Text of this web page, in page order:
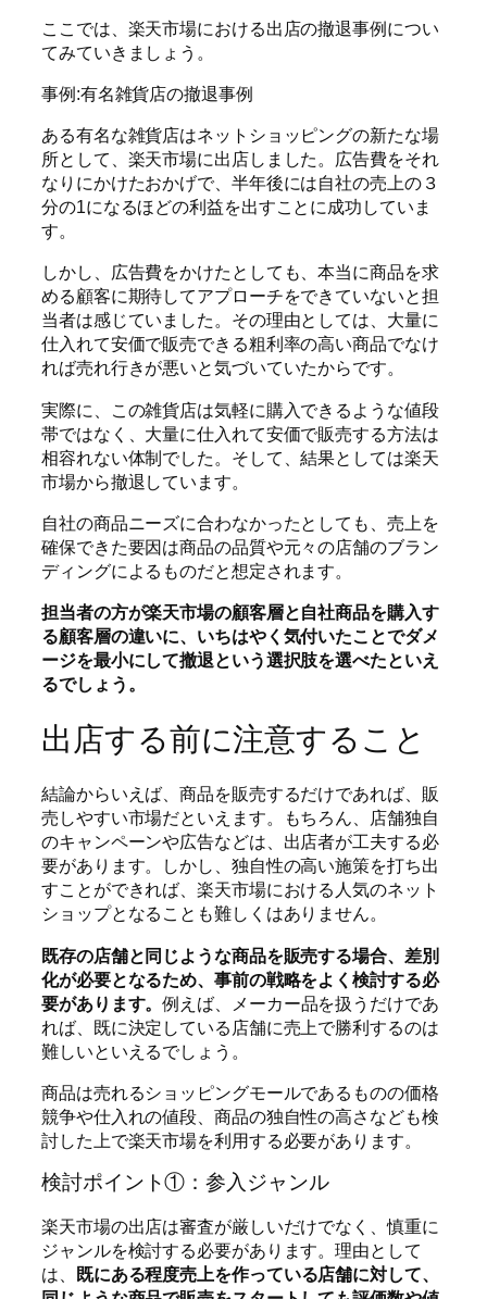
ここでは、楽天市場における出店の撤退事例につい
てみていきましょう。
事例:有名雑貨店の撤退事例
ある有名な雑貨店はネットショッピングの新たな場
所として、楽天市場に出店しました。広告費をそれ
なりにかけたおかげで、半年後には自社の売上の３
分の1になるほどの利益を出すことに成功していま
す。
しかし、広告費をかけたとしても、本当に商品を求
める顧客に期待してアプローチをできていないと担
当者は感じていました。その理由としては、大量に
仕入れて安価で販売できる粗利率の高い商品でなけ
れば売れ行きが悪いと気づいていたからです。
実際に、この雑貨店は気軽に購入できるような値段
帯ではなく、大量に仕入れて安価で販売する方法は
相容れない体制でした。そして、結果としては楽天
市場から撤退しています。
自社の商品ニーズに合わなかったとしても、売上を
確保できた要因は商品の品質や元々の店舗のブラン
ディングによるものだと想定されます。
担当者の方が楽天市場の顧客層と自社商品を購入す
る顧客層の違いに、いちはやく気付いたことでダメ
ージを最小にして撤退という選択肢を選べたといえ
るでしょう。
出店する前に注意すること
結論からいえば、商品を販売するだけであれば、販
売しやすい市場だといえます。もちろん、店舗独自
のキャンペーンや広告などは、出店者が工夫する必
要があります。しかし、独自性の高い施策を打ち出
すことができれば、楽天市場における人気のネット
ショップとなることも難しくはありません。
既存の店舗と同じような商品を販売する場合、差別
化が必要となるため、事前の戦略をよく検討する必
要があります。例えば、メーカー品を扱うだけであ
れば、既に決定している店舗に売上で勝利するのは
難しいといえるでしょう。
商品は売れるショッピングモールであるものの価格
競争や仕入れの値段、商品の独自性の高さなども検
討した上で楽天市場を利用する必要があります。
検討ポイント①：参入ジャンル
楽天市場の出店は審査が厳しいだけでなく、慎重に
ジャンルを検討する必要があります。理由として
は、
既にある程度売上を作っている店舗に対して、